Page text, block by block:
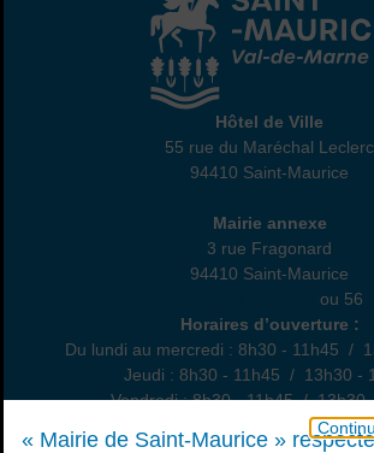
« Mairie de Saint-Maurice »
Hôtel de Ville
Hôtel de Ville
55 rue du Maréchal Leclerc
94410 Saint-Maurice
Annexe
Mairie annexe
3 rue Fragonard
94410 Saint-Maurice
ou 56
Horaires d’ouverture :
Du lundi au mercredi : 8h30 - 11h45 /
Jeudi : 8h30 - 11h45 / 13h30 -
Vendredi : 8h30 - 11h45 / 13h30
Un samedi par mois : permanence état